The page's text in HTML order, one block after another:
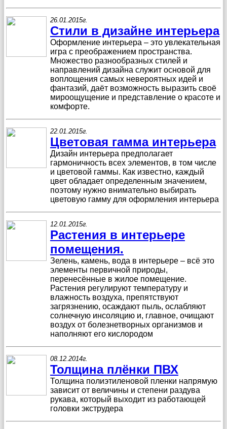
26.01.2015г.
Стили в дизайне интерьера
Оформление интерьера – это увлекательная
игра с преображением пространства.
Множество разнообразных стилей и
направлений дизайна служит основой для
воплощения самых невероятных идей и
фантазий, даёт возможность выразить своё
мироощущение и представление о красоте и
комфорте.
22.01.2015г.
Цветовая гамма интерьера
Дизайн интерьера предполагает
гармоничность всех элементов, в том числе
и цветовой гаммы. Как известно, каждый
цвет обладает определенным значением,
поэтому нужно внимательно выбирать
цветовую гамму для оформления интерьера
12.01.2015г.
Растения в интерьере
помещения.
Зелень, камень, вода в интерьере – всё это
элементы первичной природы,
перенесённые в жилое помещение.
Растения регулируют температуру и
влажность воздуха, препятствуют
загрязнению, осаждают пыль, ослабляют
солнечную инсоляцию и, главное, очищают
воздух от болезнетворных организмов и
наполняют его кислородом
08.12.2014г.
Толщина плёнки ПВХ
Толщина полиэтиленовой пленки напрямую
зависит от величины и степени раздува
рукава, который выходит из работающей
головки экструдера